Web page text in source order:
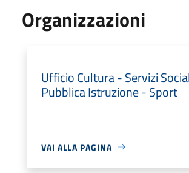
Organizzazioni
Ufficio Cultura - Servizi
Pubblica Istruzione - Sport
VAI ALLA PAGINA